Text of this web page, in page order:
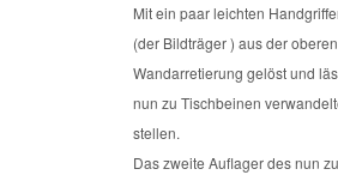
Mit ein paar leichten
(der Bildträger ) aus der oberen
Wandarretierung gelöst und
nun zu Tischbeinen
stellen.
Das zweite Auflager des nun